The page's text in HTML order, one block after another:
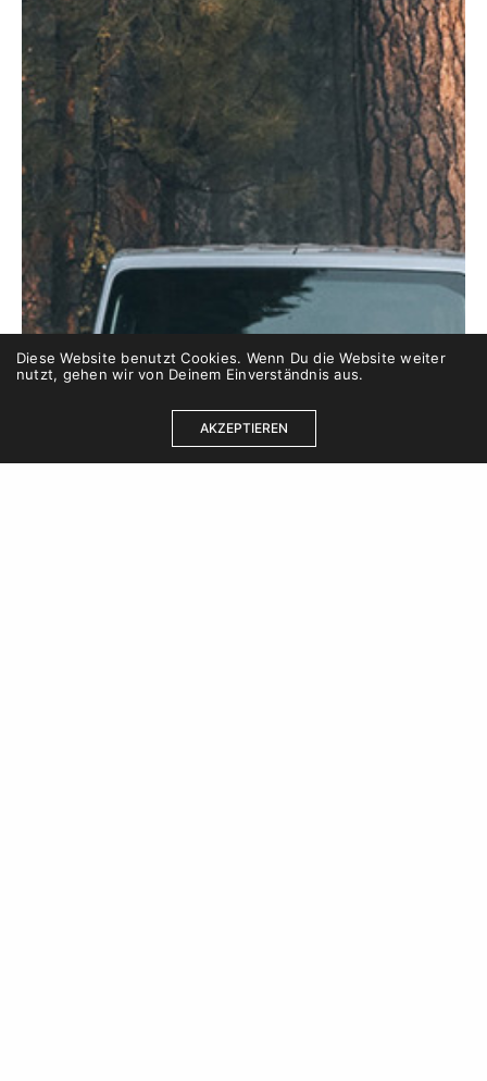
Diese Website benutzt Cookies. Wenn Du die Website weiter
nutzt, gehen wir von Deinem Einverständnis aus.
AKZEPTIEREN